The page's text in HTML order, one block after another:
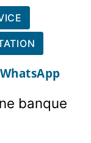
WhatsApp
banque